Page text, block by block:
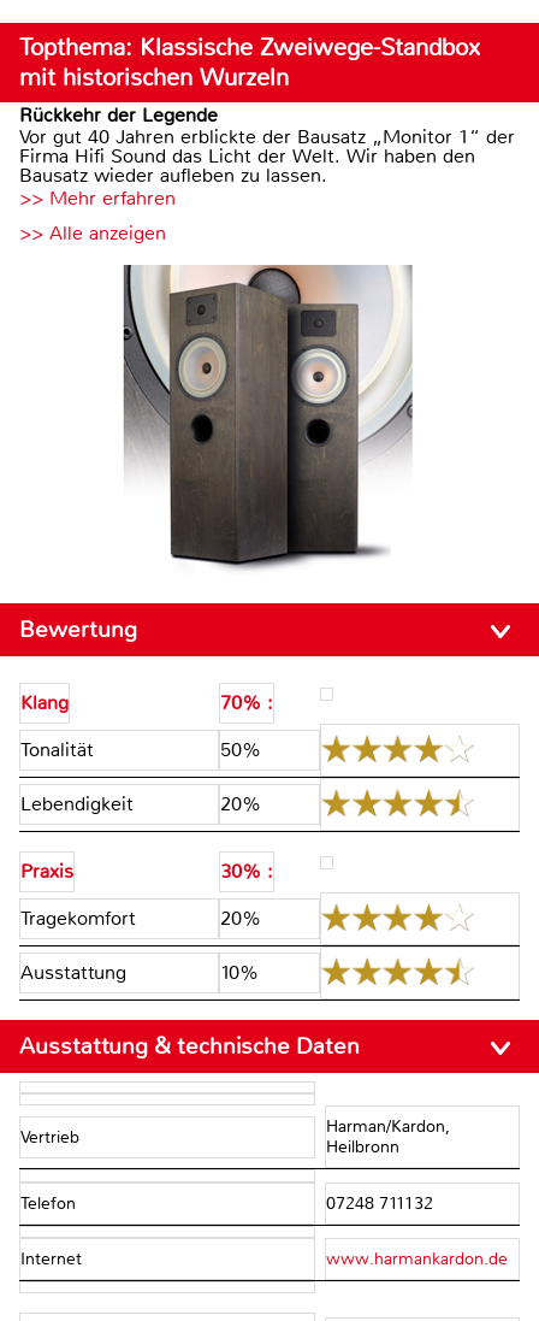
Topthema: Klassische Zweiwege-Standbox
mit historischen Wurzeln
Rückkehr der Legende
Vor gut 40 Jahren erblickte der Bausatz „Monitor 1“ der
Firma Hifi Sound das Licht der Welt. Wir haben den
Bausatz wieder aufleben zu lassen.
>> Mehr erfahren
>> Alle anzeigen
Bewertung
Klang
70% :
Tonalität
50%
Lebendigkeit 20%
Praxis
30% :
Tragekomfort
20%
Ausstattung 10%
Ausstattung & technische Daten
Vertrieb
Harman/Kardon,
Heilbronn
Telefon 07248 711132
Internet www.harmankardon.de